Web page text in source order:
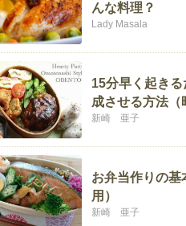
んな料理？
Lady Masala
15分早く起き
成させる方法（
新崎 亜子
お弁当作りの基
用）
新崎 亜子